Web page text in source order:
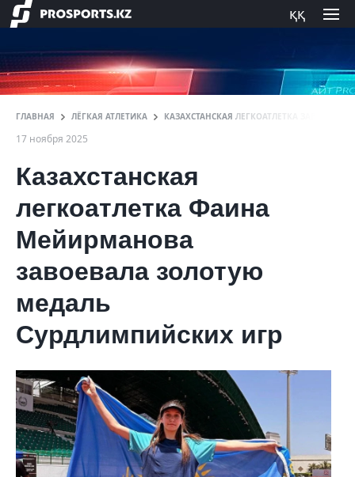
ққ
ГЛАВНАЯ ЛЁГКАЯ АТЛЕТИКА КАЗАХСТАНСКАЯ ЛЕГКОАТЛЕТКА
17 ноября 2025
Казахстанская
легкоатлетка Фаина
Мейирманова
завоевала золотую
медаль
Сурдлимпийских игр